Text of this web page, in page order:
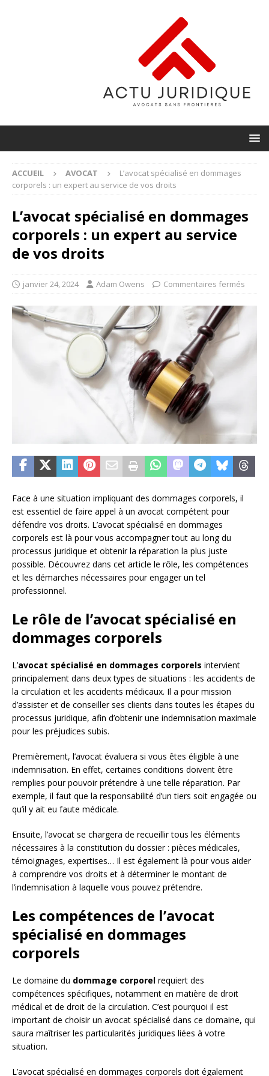
ACCUEIL AVOCAT
L’avocat spécialisé en dommages
corporels : un expert au service de vos droits
L’avocat spécialisé en dommages
corporels : un expert au service
de vos droits
janvier 24, 2024 Adam Owens Commentaires fermés
Face à une situation impliquant des dommages corporels, il
est essentiel de faire appel à un avocat compétent pour
défendre vos droits. L’avocat spécialisé en dommages
corporels est là pour vous accompagner tout au long du
processus juridique et obtenir la réparation la plus juste
possible. Découvrez dans cet article le rôle, les compétences
et les démarches nécessaires pour engager un tel
professionnel.
Le rôle de l’avocat spécialisé en
dommages corporels
L’avocat spécialisé en dommages corporels intervient
principalement dans deux types de situations : les accidents de
la circulation et les accidents médicaux. Il a pour mission
d’assister et de conseiller ses clients dans toutes les étapes du
processus juridique, afin d’obtenir une indemnisation maximale
pour les préjudices subis.
Premièrement, l’avocat évaluera si vous êtes éligible à une
indemnisation. En effet, certaines conditions doivent être
remplies pour pouvoir prétendre à une telle réparation. Par
exemple, il faut que la responsabilité d’un tiers soit engagée ou
qu’il y ait eu faute médicale.
Ensuite, l’avocat se chargera de recueillir tous les éléments
nécessaires à la constitution du dossier : pièces médicales,
témoignages, expertises… Il est également là pour vous aider
à comprendre vos droits et à déterminer le montant de
l’indemnisation à laquelle vous pouvez prétendre.
Les compétences de l’avocat
spécialisé en dommages
corporels
Le domaine du dommage corporel requiert des
compétences spécifiques, notamment en matière de droit
médical et de droit de la circulation. C’est pourquoi il est
important de choisir un avocat spécialisé dans ce domaine, qui
saura maîtriser les particularités juridiques liées à votre
situation.
L’avocat spécialisé en dommages corporels doit également